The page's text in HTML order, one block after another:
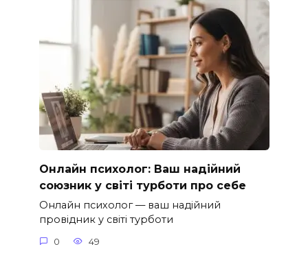
Онлайн психолог: Ваш надійний
союзник у світі турботи про себе
Онлайн психолог — ваш надійний
провідник у світі турботи
0 49